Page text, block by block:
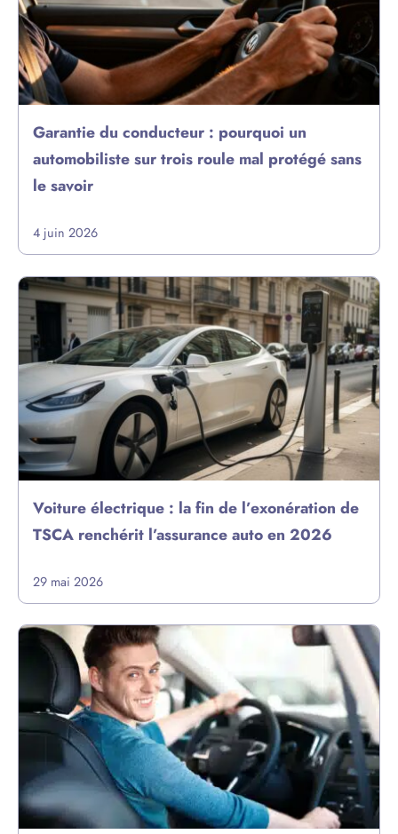
Garantie du conducteur : pourquoi un
automobiliste sur trois roule mal protégé sans
le savoir
4 juin 2026
Voiture électrique : la fin de l’exonération de
TSCA renchérit l’assurance auto en 2026
29 mai 2026